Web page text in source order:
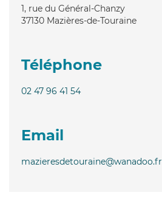
1, rue du Général-Chanzy
37130 Mazières-de-Touraine
Téléphone
02 47 96 41 54
Email
mazieresdetouraine@wanadoo.fr